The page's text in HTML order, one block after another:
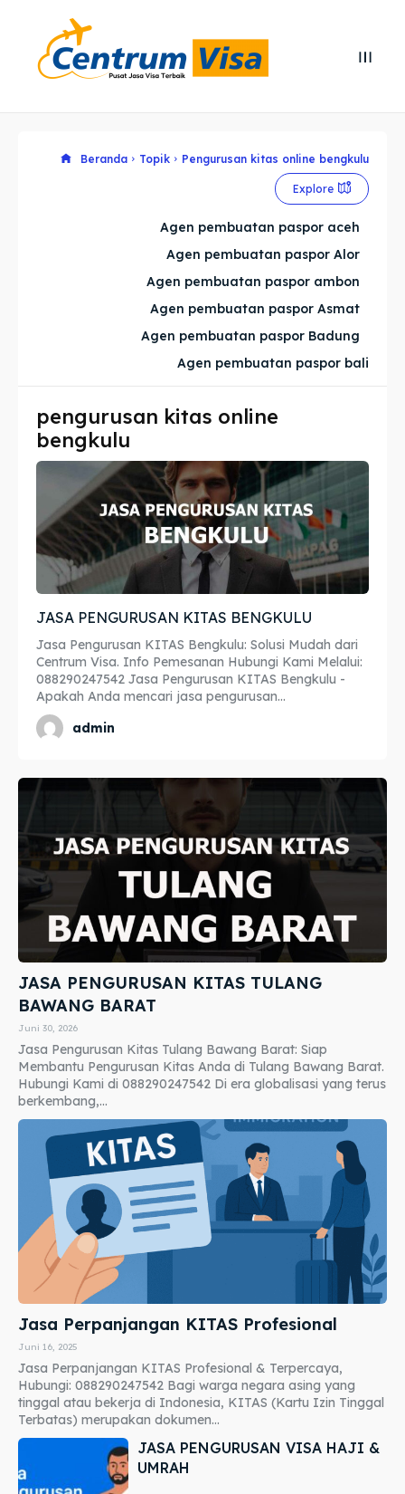
Cari
Cari
Explore our destinations
Imta
Legalisir
Apostille
Penerjemah
Asuransi
Blog
Explore our destinations
Imta
Legalisir
Apostille
Penerjemah
Asuransi
Blog
Beranda Topik Pengurusan kitas online bengkulu
Explore
Agen pembuatan paspor aceh
Agen pembuatan paspor Alor
Agen pembuatan paspor ambon
Agen pembuatan paspor Asmat
Agen pembuatan paspor Badung
Agen pembuatan paspor bali
pengurusan kitas online
bengkulu
JASA PENGURUSAN KITAS BENGKULU
Jasa Pengurusan KITAS Bengkulu: Solusi Mudah dari
Centrum Visa. Info Pemesanan Hubungi Kami Melalui:
088290247542 Jasa Pengurusan KITAS Bengkulu -
Apakah Anda mencari jasa pengurusan...
admin
JASA PENGURUSAN KITAS TULANG
BAWANG BARAT
Juni 30, 2026
Jasa Pengurusan Kitas Tulang Bawang Barat: Siap
Membantu Pengurusan Kitas Anda di Tulang Bawang Barat.
Hubungi Kami di 088290247542 Di era globalisasi yang terus
berkembang,...
Jasa Perpanjangan KITAS Profesional
Juni 16, 2025
Jasa Perpanjangan KITAS Profesional & Terpercaya,
Hubungi: 088290247542 Bagi warga negara asing yang
tinggal atau bekerja di Indonesia, KITAS (Kartu Izin Tinggal
Terbatas) merupakan dokumen...
JASA PENGURUSAN VISA HAJI &
UMRAH